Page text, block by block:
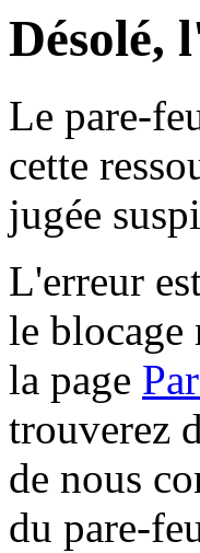
Désolé,
Le pare-
cette
jugée
L'erreur
le blocage
la page
trouverez
de nous
du pare-